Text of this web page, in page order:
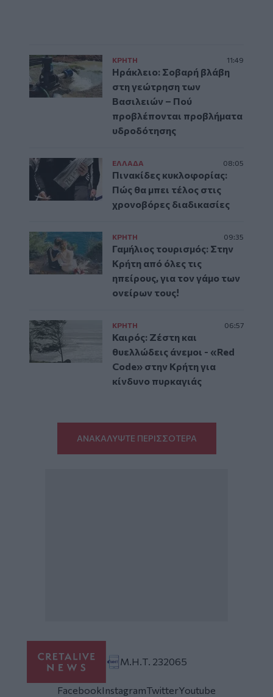
ΚΡΗΤΗ 11:49
Ηράκλειο: Σοβαρή βλάβη
στη γεώτρηση των
Βασιλειών – Πού
προβλέπονται προβλήματα
υδροδότησης
ΕΛΛAΔΑ 08:05
Πινακίδες κυκλοφορίας:
Πώς θα μπει τέλος στις
χρονοβόρες διαδικασίες
ΚΡΗΤΗ 09:35
Γαμήλιος τουρισμός: Στην
Κρήτη από όλες τις
ηπείρους, για τον γάμο των
ονείρων τους!
ΚΡΗΤΗ 06:57
Καιρός: Ζέστη και
θυελλώδεις άνεμοι - «Red
Code» στην Κρήτη για
κίνδυνο πυρκαγιάς
ΑΝΑΚΑΛΥΨΤΕ ΠΕΡΙΣΣΟΤΕΡΑ
Μ.Η.Τ. 232065
FacebookInstagramTwitterYoutube